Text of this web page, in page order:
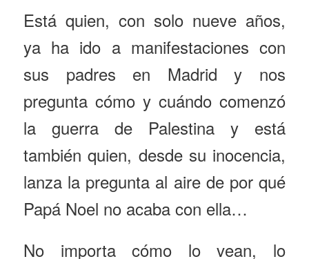
Está quien, con solo nueve años,
ya ha ido a manifestaciones con
sus padres en Madrid y nos
pregunta cómo y cuándo comenzó
la guerra de Palestina y está
también quien, desde su inocencia,
lanza la pregunta al aire de por qué
Papá Noel no acaba con ella…
No importa cómo lo vean, lo